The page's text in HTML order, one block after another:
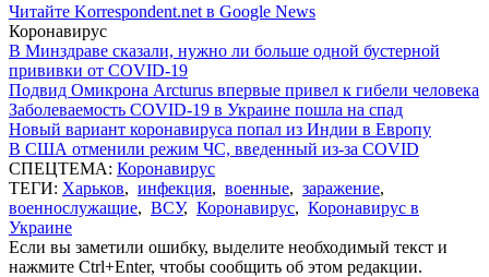
Читайте Korrespondent.net в Google News
Коронавирус
В Минздраве сказали, нужно ли больше одной бустерной
прививки от COVID-19
Подвид Омикрона Arcturus впервые привел к гибели человека
Заболеваемость COVID-19 в Украине пошла на спад
Новый вариант коронавируса попал из Индии в Европу
В США отменили режим ЧС, введенный из-за COVID
СПЕЦТЕМА: Коронавирус
ТЕГИ: Харьков, инфекция, военные, заражение,
военнослужащие, ВСУ, Коронавирус, Коронавирус в
Украине
Если вы заметили ошибку, выделите необходимый текст и
нажмите Ctrl+Enter, чтобы сообщить об этом редакции.